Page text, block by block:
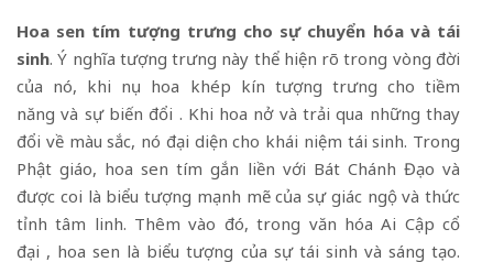
Hoa sen tím tượng trưng cho sự chuyển hóa và tái
sinh. Ý nghĩa tượng trưng này thể hiện rõ trong vòng đời
của nó, khi nụ hoa khép kín tượng trưng cho tiềm
năng và sự biến đổi . Khi hoa nở và trải qua những thay
đổi về màu sắc, nó đại diện cho khái niệm tái sinh. Trong
Phật giáo, hoa sen tím gắn liền với Bát Chánh Đạo và
được coi là biểu tượng mạnh mẽ của sự giác ngộ và thức
tỉnh tâm linh. Thêm vào đó, trong văn hóa Ai Cập cổ
đại , hoa sen là biểu tượng của sự tái sinh và sáng tạo.